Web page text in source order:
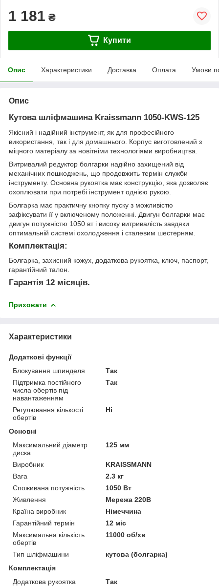
1 181 ₴
Купити
Опис Характеристики Доставка Оплата Умови
Опис
Кутова шліфмашина Kraissmann 1050-KWS-125
Якісний і надійний інструмент, як для професійного
використання, так і для домашнього. Корпус виготовлений з
міцного матеріалу за новітніми технологіями виробництва.
Витривалий редуктор болгарки надійно захищений від
механічних пошкоджень, що продовжить термін служби
інструменту. Основна рукоятка має конструкцію, яка дозволяє
охоплювати при потребі інструмент однією рукою.
Болгарка має практичну кнопку пуску з можливістю
зафіксувати її у включеному положенні. Двигун болгарки має
двигун потужністю 1050 вт і високу витривалість завдяки
оптимальній системі охолодження і сталевим шестерням.
Комплектація:
Болгарка, захисний кожух, додаткова рукоятка, ключ, паспорт,
гарантійний талон.
Гарантія 12 місяців.
Приховати
Характеристики
Додаткові функції
Блокування шпинделя
Так
Підтримка постійного
числа обертів під
навантаженням
Так
Регулювання кількості
обертів
Ні
Основні
Максимальний діаметр
диска
125 мм
Виробник
KRAISSMANN
Вага
2.3 кг
Споживана потужність
1050 Вт
Живлення
Мережа 220В
Країна виробник
Німеччина
Гарантійний термін
12 міс
Максимальна кількість
обертів
11000 об/хв
Тип шліфмашини
кутова (болгарка)
Комплектація
Додаткова рукоятка
Так